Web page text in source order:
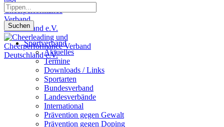
Suchen
Sportverband
Aktuelles
Termine
Downloads / Links
Sportarten
Bundesverband
Landesverbände
International
Prävention gegen Gewalt
Prävention gegen Doping